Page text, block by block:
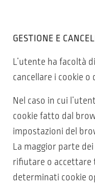
GESTIONE E
L’utente ha facoltà
cancellare i cookie
Nel caso in cui
cookie fatto dal
impostazioni del
La maggior parte
rifiutare o accettare
determinati cookie